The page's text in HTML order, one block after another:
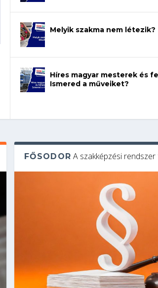
Melyik szakma nem létezik?
Híres magyar mesterek és
Ismered a műveiket?
FŐSODOR A szakképzési